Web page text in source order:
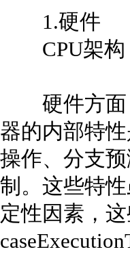
1.硬件
CPU架构
硬件方面，
器的内部特
操作、分支
制。这些特
定性因素，